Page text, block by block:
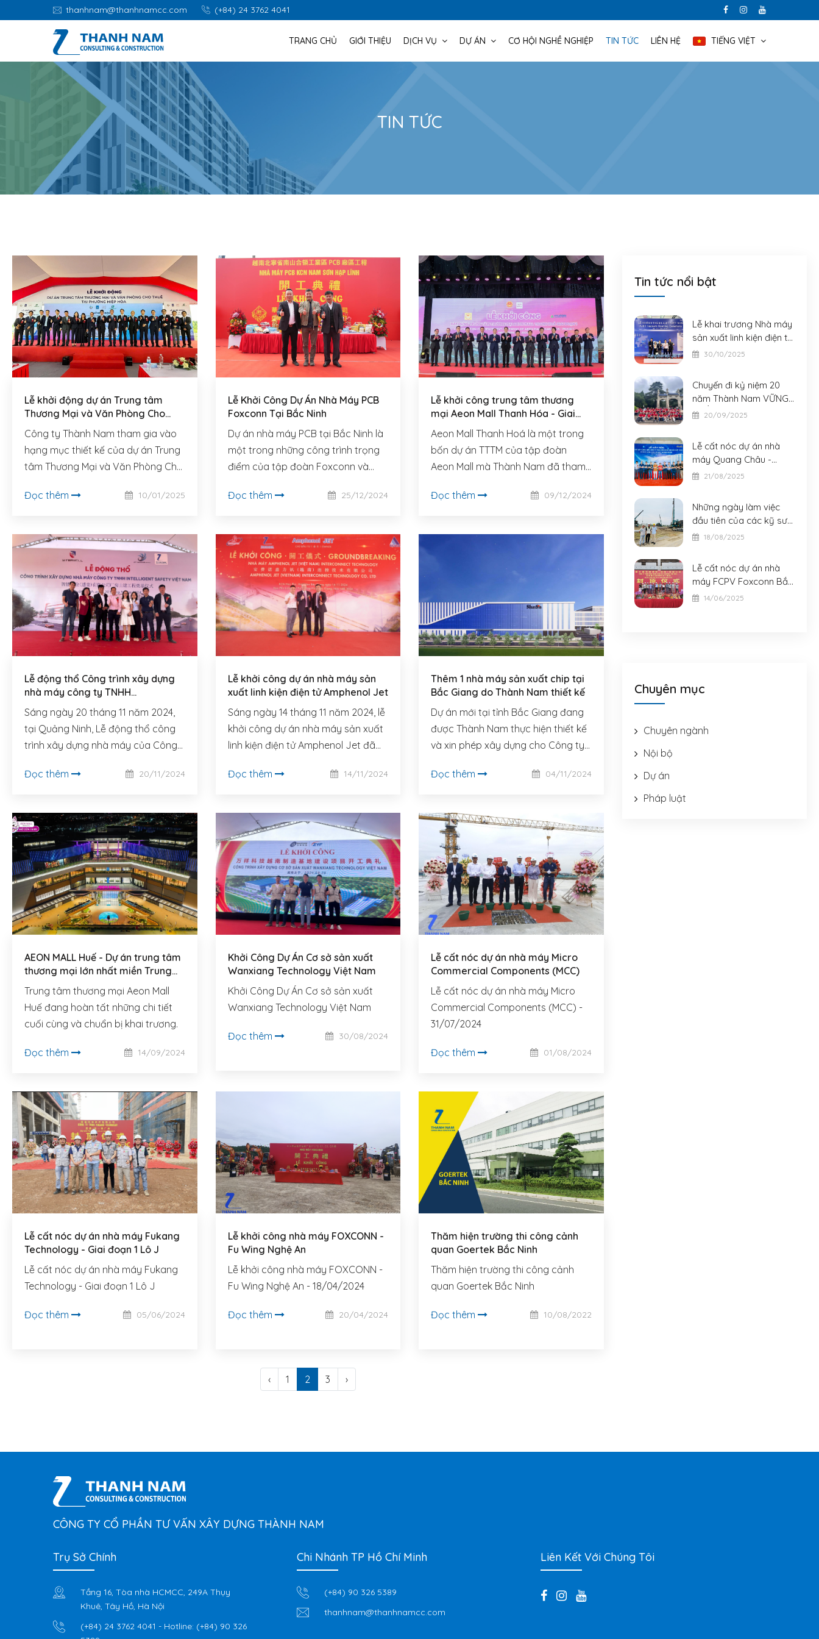
thanhnam@thanhnamcc.com (+84) 24 3762 4041
TRANG CHỦ GIỚI THIỆU DỊCH VỤ DỰ ÁN CƠ HỘI NGHỀ NGHIỆP TIN TỨC LIÊN HỆ TIẾNG VIỆT
TIN TỨC
Lễ khởi động dự án Trung tâm
Thương Mại và Văn Phòng Cho
Thuê Aeon Mall Biên Hoà
Công ty Thành Nam tham gia vào
hạng mục thiết kế của dự án Trung
tâm Thương Mại và Văn Phòng Cho
Đọc thêm
10/01/2025
Lễ Khởi Công Dự Án Nhà Máy PCB
Foxconn Tại Bắc Ninh
Dự án nhà máy PCB tại Bắc Ninh là
một trong những công trình trọng
điểm của tập đoàn Foxconn và
cách là đơn vị thiết kế toàn bộ dự
Đọc thêm 25/12/2024
Lễ khởi công trung tâm thương
mại Aeon Mall Thanh Hóa - Giai
đoạn 1
Aeon Mall Thanh Hoá là một trong
bốn dự án TTTM của tập đoàn
Aeon Mall mà Thành Nam đã tham
Đọc thêm
09/12/2024
Lễ động thổ Công trình xây dựng
nhà máy công ty TNHH
INTELLIGENT SAFETY Việt Nam
Sáng ngày 20 tháng 11 năm 2024,
tại Quảng Ninh, Lễ động thổ công
trình xây dựng nhà máy của Công
đã được tổ chức.
Đọc thêm 20/11/2024
Lễ khởi công dự án nhà máy sản
xuất linh kiện điện tử Amphenol Jet
Sáng ngày 14 tháng 11 năm 2024, lễ
khởi công dự án nhà máy sản xuất
linh kiện điện tử Amphenol Jet đã
(Vietnam) Interconnect Technology
Đọc thêm 14/11/2024
Thêm 1 nhà máy sản xuất chip tại
Bắc Giang do Thành Nam thiết kế
Dự án mới tại tỉnh Bắc Giang đang
được Thành Nam thực hiện thiết kế
và xin phép xây dựng cho Công ty
Đọc thêm
04/11/2024
AEON MALL Huế - Dự án trung tâm
thương mại lớn nhất miền Trung
chuẩn bị khai trương
Trung tâm thương mại Aeon Mall
Huế đang hoàn tất những chi tiết
cuối cùng và chuẩn bị khai trương.
Đọc thêm 14/09/2024
Khởi Công Dự Án Cơ sở sản xuất
Wanxiang Technology Việt Nam
Khởi Công Dự Án Cơ sở sản xuất
Wanxiang Technology Việt Nam
Đọc thêm 30/08/2024
Lễ cất nóc dự án nhà máy Micro
Commercial Components (MCC)
Lễ cất nóc dự án nhà máy Micro
Commercial Components (MCC) -
31/07/2024
Đọc thêm 01/08/2024
Lễ cất nóc dự án nhà máy Fukang
Technology - Giai đoạn 1 Lô J
Lễ cất nóc dự án nhà máy Fukang
Technology - Giai đoạn 1 Lô J
Đọc thêm 05/06/2024
Lễ khởi công nhà máy FOXCONN -
Fu Wing Nghệ An
Lễ khởi công nhà máy FOXCONN -
Fu Wing Nghệ An - 18/04/2024
Đọc thêm 20/04/2024
Thăm hiện trường thi công cảnh
quan Goertek Bắc Ninh
Thăm hiện trường thi công cảnh
quan Goertek Bắc Ninh
Đọc thêm 10/08/2022
‹ 1 2 3 ›
Tin tức nổi bật
Lễ khai trương Nhà máy
sản xuất linh kiện điện tử
Amphenol JET Bắc Ninh
30/10/2025
Chuyến đi kỷ niệm 20
năm Thành Nam VỮNG
CHẮC - VƯƠN TẦM
20/09/2025
Lễ cất nóc dự án nhà
máy Quang Châu -
Công ty TNHH Công
21/08/2025
Những ngày làm việc
đầu tiên của các kỹ sư
tư vấn giám sát Thành
của Tập đoàn Victory
Giant Technology
18/08/2025
Lễ cất nóc dự án nhà
máy FCPV Foxconn Bắc
Ninh14/06/2025
Chuyên mục
Chuyên ngành
Nội bộ
Dự án
Pháp luật
CÔNG TY CỔ PHẦN TƯ VẤN XÂY DỰNG THÀNH NAM
Trụ Sở Chính
Tầng 16, Tòa nhà HCMCC, 249A Thụy
Khuê, Tây Hồ, Hà Nội
(+84) 24 3762 4041 - Hotline: (+84) 90 326
Chi Nhánh TP Hồ Chí Minh
(+84) 90 326 5389
thanhnam@thanhnamcc.com
Liên Kết Với Chúng Tôi